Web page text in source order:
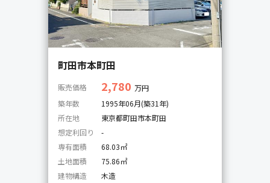
町田市本町田
販売価格 2,780 万円
築年数
1995年06月(築31年)
所在地
東京都町田市本町田
想定利回り
-
専有面積
68.03㎡
土地面積
75.86㎡
建物構造
木造